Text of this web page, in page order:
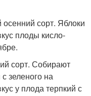
сорт. Яблоки
плоды кисло-
сорт. Собирают
зеленого на
у плода терпкий с